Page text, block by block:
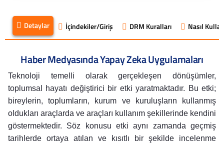
Detaylar İçindekiler/Giriş DRM Kuralları Nasıl
Haber Medyasında Yapay Zeka Uygulamaları
Teknoloji temelli olarak gerçekleşen dönüşümler,
toplumsal hayatı değiştirici bir etki yaratmaktadır. Bu etki;
bireylerin, toplumların, kurum ve kuruluşların kullanmış
oldukları araçlarda ve araçları kullanım şekillerinde kendini
göstermektedir. Söz konusu etki aynı zamanda geçmiş
tarihlerde ortaya atılan ve kısıtlı bir şekilde incelenme